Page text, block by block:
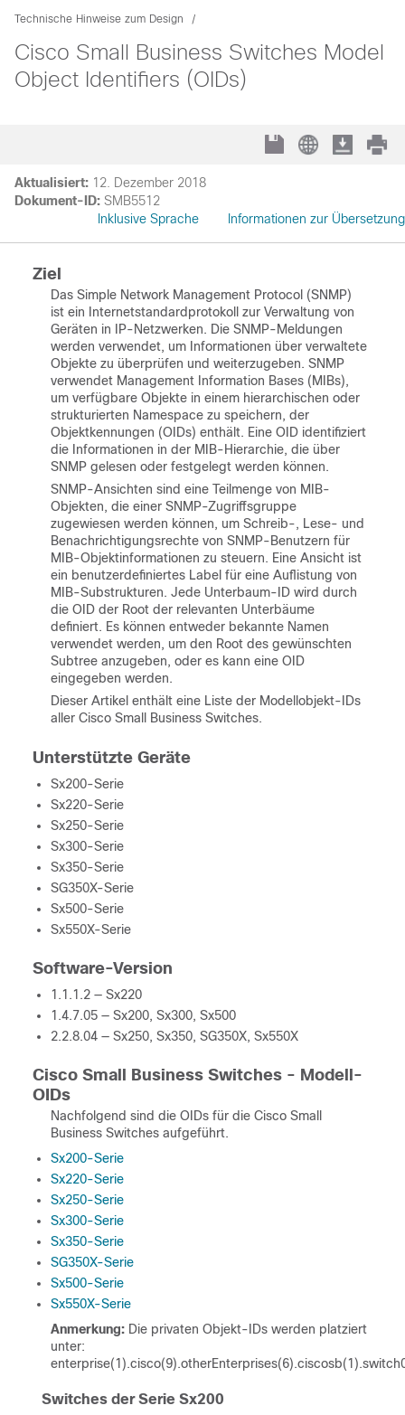
Technische Hinweise zum Design
Cisco Small Business Switches Model
Object Identifiers (OIDs)
Aktualisiert: 12. Dezember 2018
Dokument-ID: SMB5512
Inklusive Sprache
Informationen zur Übersetzung
Ziel
Das Simple Network Management Protocol (SNMP)
ist ein Internetstandardprotokoll zur Verwaltung von
Geräten in IP-Netzwerken. Die SNMP-Meldungen
werden verwendet, um Informationen über verwaltete
Objekte zu überprüfen und weiterzugeben. SNMP
verwendet Management Information Bases (MIBs),
um verfügbare Objekte in einem hierarchischen oder
strukturierten Namespace zu speichern, der
Objektkennungen (OIDs) enthält. Eine OID identifiziert
die Informationen in der MIB-Hierarchie, die über
SNMP gelesen oder festgelegt werden können.
SNMP-Ansichten sind eine Teilmenge von MIB-
Objekten, die einer SNMP-Zugriffsgruppe
zugewiesen werden können, um Schreib-, Lese- und
Benachrichtigungsrechte von SNMP-Benutzern für
MIB-Objektinformationen zu steuern. Eine Ansicht ist
ein benutzerdefiniertes Label für eine Auflistung von
MIB-Substrukturen. Jede Unterbaum-ID wird durch
die OID der Root der relevanten Unterbäume
definiert. Es können entweder bekannte Namen
verwendet werden, um den Root des gewünschten
Subtree anzugeben, oder es kann eine OID
eingegeben werden.
Dieser Artikel enthält eine Liste der Modellobjekt-IDs
aller Cisco Small Business Switches.
Unterstützte Geräte
Sx200-Serie
Sx220-Serie
Sx250-Serie
Sx300-Serie
Sx350-Serie
SG350X-Serie
Sx500-Serie
Sx550X-Serie
Software-Version
1.1.1.2 — Sx220
1.4.7.05 — Sx200, Sx300, Sx500
2.2.8.04 — Sx250, Sx350, SG350X, Sx550X
Cisco Small Business Switches - Modell-
OIDs
Nachfolgend sind die OIDs für die Cisco Small
Business Switches aufgeführt.
Sx200-Serie
Sx220-Serie
Sx250-Serie
Sx300-Serie
Sx350-Serie
SG350X-Serie
Sx500-Serie
Sx550X-Serie
Anmerkung: Die privaten Objekt-IDs werden platziert
unter:
Switches der Serie Sx200